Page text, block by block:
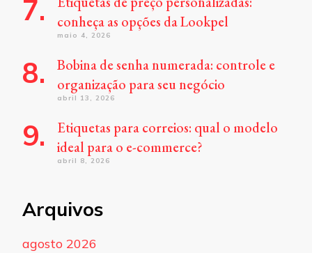
conheça as opções da Lookpel
maio 4, 2026
Bobina de senha numerada: controle e
organização para seu negócio
abril 13, 2026
Etiquetas para correios: qual o modelo
ideal para o e-commerce?
abril 8, 2026
Arquivos
agosto 2026